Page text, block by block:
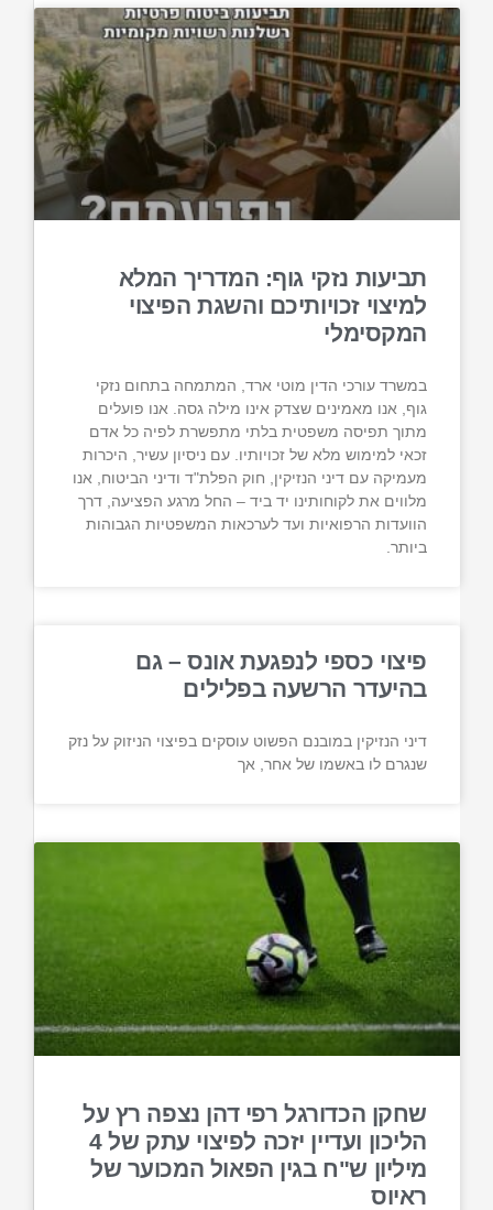
תביעות נזקי גוף: המדריך המלא
למיצוי זכויותיכם והשגת הפיצוי
המקסימלי
במשרד עורכי הדין מוטי ארד, המתמחה בתחום נזקי
גוף, אנו מאמינים שצדק אינו מילה גסה. אנו פועלים
מתוך תפיסה משפטית בלתי מתפשרת לפיה כל אדם
זכאי למימוש מלא של זכויותיו. עם ניסיון עשיר, היכרות
מעמיקה עם דיני הנזיקין, חוק הפלת"ד ודיני הביטוח, אנו
מלווים את לקוחותינו יד ביד – החל מרגע הפציעה, דרך
הוועדות הרפואיות ועד לערכאות המשפטיות הגבוהות
ביותר.
פיצוי כספי לנפגעת אונס – גם
בהיעדר הרשעה בפלילים
דיני הנזיקין במובנם הפשוט עוסקים בפיצוי הניזוק על נזק
שנגרם לו באשמו של אחר, אך
שחקן הכדורגל רפי דהן נצפה רץ על
הליכון ועדיין יזכה לפיצוי עתק של 4
מיליון ש"ח בגין הפאול המכוער של
ראיוס